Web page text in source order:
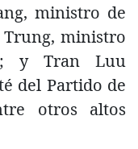
ministro de
Trung, ministro
y Tran Luu
del Partido de
otros altos